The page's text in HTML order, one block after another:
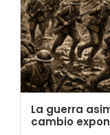
La guerra
cambio